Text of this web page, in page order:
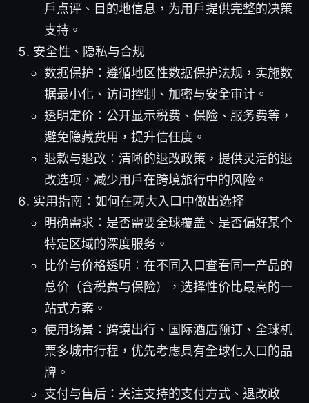
户点评、目的地信息，为用户提供完整的决策
支持。
安全性、隐私与合规
数据保护：遵循地区性数据保护法规，实施数
据最小化、访问控制、加密与安全审计。
透明定价：公开显示税费、保险、服务费等，
避免隐藏费用，提升信任度。
退款与退改：清晰的退改政策，提供灵活的退
改选项，减少用户在跨境旅行中的风险。
实用指南：如何在两大入口中做出选择
明确需求：是否需要全球覆盖、是否偏好某个
特定区域的深度服务。
比价与价格透明：在不同入口查看同一产品的
总价（含税费与保险），选择性价比最高的一
站式方案。
使用场景：跨境出行、国际酒店预订、全球机
票多城市行程，优先考虑具有全球化入口的品
牌。
支付与售后：关注支持的支付方式、退改政